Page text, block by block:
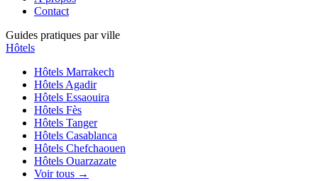
Contact
Guides pratiques par ville
Hôtels
Hôtels Marrakech
Hôtels Agadir
Hôtels Essaouira
Hôtels Fès
Hôtels Tanger
Hôtels Casablanca
Hôtels Chefchaouen
Hôtels Ouarzazate
Voir tous →